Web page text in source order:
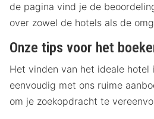
de pagina vind je de
over zowel de hotels als de
Onze tips voor het
Het vinden van het ideale hotel
eenvoudig met ons ruime
om je zoekopdracht te